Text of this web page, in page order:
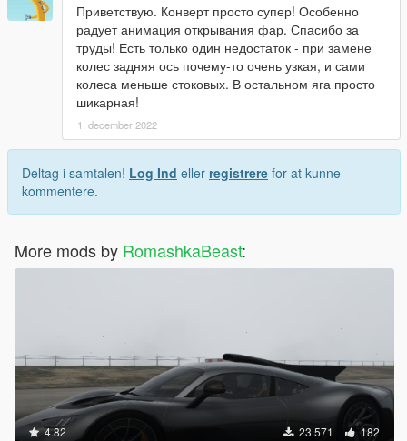
Приветствую. Конверт просто супер! Особенно
радует анимация открывания фар. Спасибо за
труды! Есть только один недостаток - при замене
колес задняя ось почему-то очень узкая, и сами
колеса меньше стоковых. В остальном яга просто
шикарная!
1. december 2022
Deltag i samtalen! Log Ind eller registrere for at kunne
kommentere.
More mods by RomashkaBeast:
4.82 23.571 182